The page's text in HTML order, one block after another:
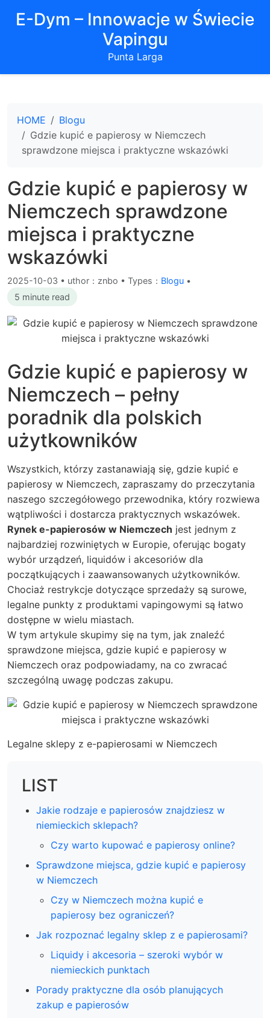
E-Dym – Innowacje w Świecie
Vapingu
Punta Larga
HOME
Blogu
Gdzie kupić e papierosy w Niemczech
sprawdzone miejsca i praktyczne wskazówki
Gdzie kupić e papierosy w
Niemczech sprawdzone
miejsca i praktyczne
wskazówki
2025-10-03 • uthor：znbo • Types： Blogu •
5 minute read
Gdzie kupić e papierosy w
Niemczech – pełny
poradnik dla polskich
użytkowników
Wszystkich, którzy zastanawiają się, gdzie kupić e
papierosy w Niemczech, zapraszamy do przeczytania
naszego szczegółowego przewodnika, który rozwiewa
wątpliwości i dostarcza praktycznych wskazówek.
Rynek e-papierosów w Niemczech jest jednym z
najbardziej rozwiniętych w Europie, oferując bogaty
wybór urządzeń, liquidów i akcesoriów dla
początkujących i zaawansowanych użytkowników.
Chociaż restrykcje dotyczące sprzedaży są surowe,
legalne punkty z produktami vapingowymi są łatwo
dostępne w wielu miastach.
W tym artykule skupimy się na tym, jak znaleźć
sprawdzone miejsca, gdzie kupić e papierosy w
Niemczech oraz podpowiadamy, na co zwracać
szczególną uwagę podczas zakupu.
Legalne sklepy z e-papierosami w Niemczech
LIST
Jakie rodzaje e papierosów znajdziesz w
niemieckich sklepach?
Czy warto kupować e papierosy online?
Sprawdzone miejsca, gdzie kupić e papierosy
w Niemczech
Czy w Niemczech można kupić e
papierosy bez ograniczeń?
Jak rozpoznać legalny sklep z e papierosami?
Liquidy i akcesoria – szeroki wybór w
niemieckich punktach
Porady praktyczne dla osób planujących
zakup e papierosów